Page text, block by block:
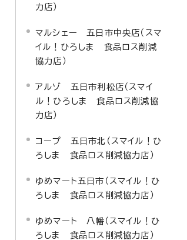
力店）
マルシェー 五日市中央店（スマ
イル！ひろしま 食品ロス削減
協力店）
アルゾ 五日市利松店（スマイ
ル！ひろしま 食品ロス削減協
力店）
コープ 五日市北（スマイル！ひ
ろしま 食品ロス削減協力店）
ゆめマート五日市（スマイル！ひ
ろしま 食品ロス削減協力店）
ゆめマート 八幡（スマイル！ひ
ろしま 食品ロス削減協力店）